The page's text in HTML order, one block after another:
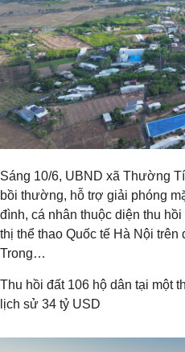
Sáng 10/6, UBND xã Thường
bồi thường, hỗ trợ giải phóng
đình, cá nhân thuộc diện thu
thị thể thao Quốc tế Hà Nội trên
Trong…
Thu hồi đất 106 hộ dân tại một
lịch sử 34 tỷ USD